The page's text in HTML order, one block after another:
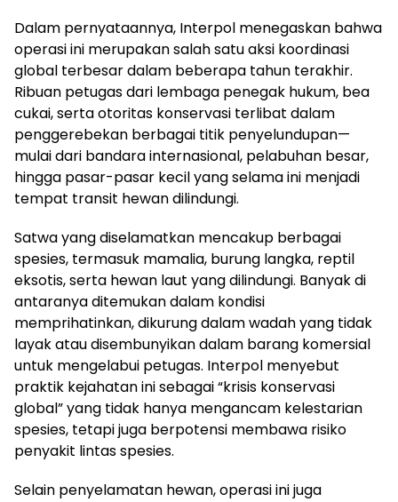
Dalam pernyataannya, Interpol menegaskan bahwa
operasi ini merupakan salah satu aksi koordinasi
global terbesar dalam beberapa tahun terakhir.
Ribuan petugas dari lembaga penegak hukum, bea
cukai, serta otoritas konservasi terlibat dalam
penggerebekan berbagai titik penyelundupan—
mulai dari bandara internasional, pelabuhan besar,
hingga pasar-pasar kecil yang selama ini menjadi
tempat transit hewan dilindungi.
Satwa yang diselamatkan mencakup berbagai
spesies, termasuk mamalia, burung langka, reptil
eksotis, serta hewan laut yang dilindungi. Banyak di
antaranya ditemukan dalam kondisi
memprihatinkan, dikurung dalam wadah yang tidak
layak atau disembunyikan dalam barang komersial
untuk mengelabui petugas. Interpol menyebut
praktik kejahatan ini sebagai “krisis konservasi
global” yang tidak hanya mengancam kelestarian
spesies, tetapi juga berpotensi membawa risiko
penyakit lintas spesies.
Selain penyelamatan hewan, operasi ini juga